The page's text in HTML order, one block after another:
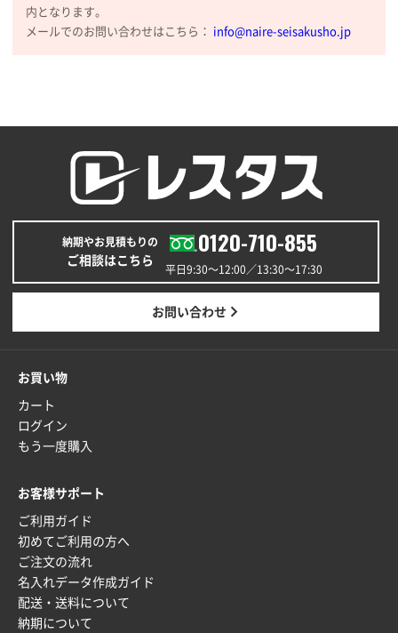
2025年12月25日 13:33
いつもきちんとしてる。
青森県K社様
ワンポイントポリ袋 A4サイズ1000枚
2025年12月24日 13:22
安い
ワンポイント箔押し紙袋 M横サイズ(A4対応)
枚
価格と納期が希望に合ったから
ワンポイント箔押し紙袋 M横サイズ(A4対応)
短納期対応が素晴らしい
富山県O社様
uni ジェットストリーム 07
2025年12月09日 14:04
安い、早い
内となります。
メールでのお問い合わせはこちら： info@naire-seisakusho.jp
納期やお見積もりの
ご相談はこちら
0120-710-855
平日9:30〜12:00／13:30〜17:30
お問い合わせ
お買い物
カート
ログイン
もう一度購入
お客様サポート
ご利用ガイド
初めてご利用の方へ
ご注文の流れ
名入れデータ作成ガイド
配送・送料について
納期について